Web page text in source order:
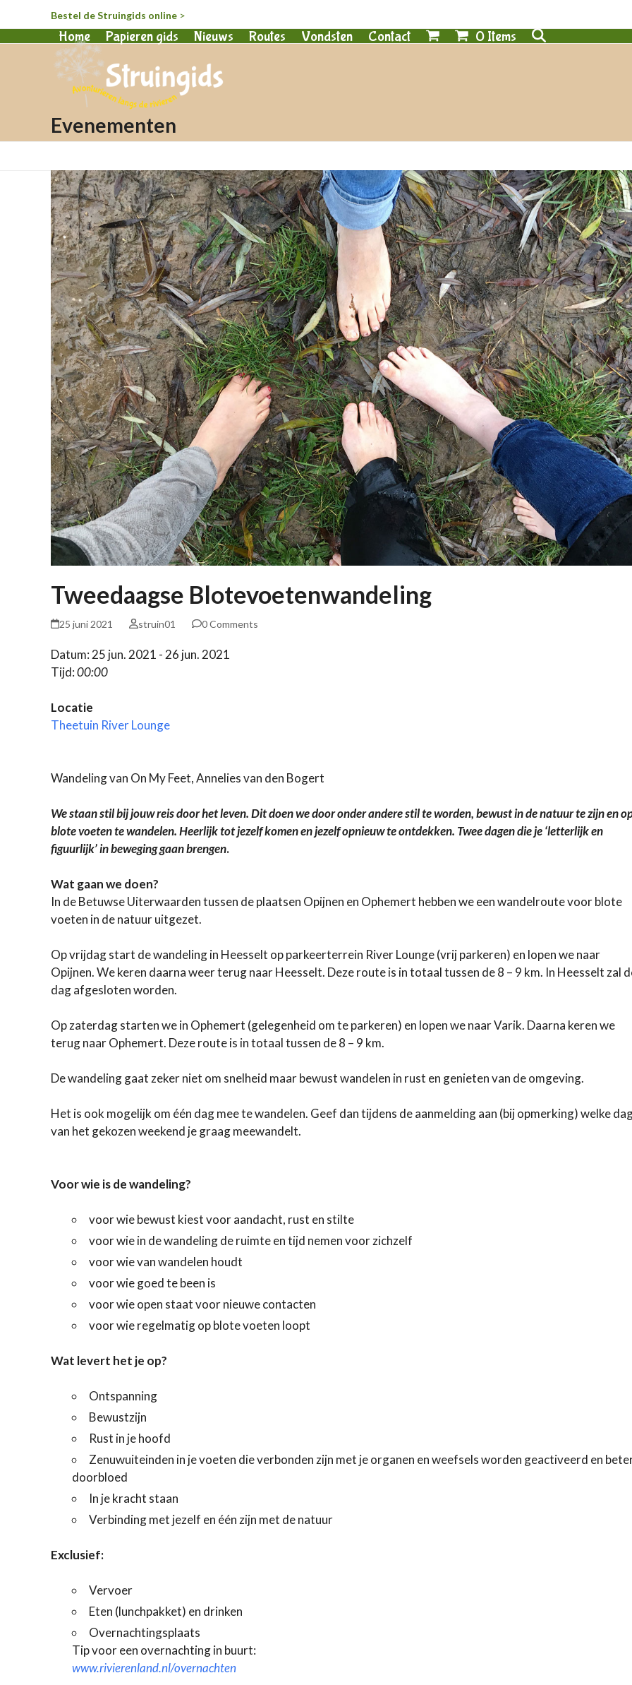
Bestel de Struingids online >
Home Papieren gids Nieuws Routes Vondsten Contact 0 Items
Evenementen
Tweedaagse Blotevoetenwandeling
25 juni 2021 struin01 0 Comments
Datum: 25 jun. 2021 - 26 jun. 2021
Tijd:00:00
Locatie
Theetuin River Lounge
Wandeling van On My Feet, Annelies van den Bogert
We staan stil bij jouw reis door het leven. Dit doen we door onder andere stil te worden, bewust in de natuur te zijn en
blote voeten te wandelen. Heerlijk tot jezelf komen en jezelf opnieuw te ontdekken. Twee dagen die je ‘letterlijk en
figuurlijk’ in beweging gaan brengen.
Wat gaan we doen?
In de Betuwse Uiterwaarden tussen de plaatsen Opijnen en Ophemert hebben we een wandelroute voor blote
voeten in de natuur uitgezet.
Op vrijdag start de wandeling in Heesselt op parkeerterrein River Lounge (vrij parkeren) en lopen we naar
Opijnen. We keren daarna weer terug naar Heesselt. Deze route is in totaal tussen de 8 – 9 km. In Heesselt zal
dag afgesloten worden.
Op zaterdag starten we in Ophemert (gelegenheid om te parkeren) en lopen we naar Varik. Daarna keren we
terug naar Ophemert. Deze route is in totaal tussen de 8 – 9 km.
De wandeling gaat zeker niet om snelheid maar bewust wandelen in rust en genieten van de omgeving.
Het is ook mogelijk om één dag mee te wandelen. Geef dan tijdens de aanmelding aan (bij opmerking) welke
van het gekozen weekend je graag meewandelt.
Voor wie is de wandeling?
voor wie bewust kiest voor aandacht, rust en stilte
voor wie in de wandeling de ruimte en tijd nemen voor zichzelf
voor wie van wandelen houdt
voor wie goed te been is
voor wie open staat voor nieuwe contacten
voor wie regelmatig op blote voeten loopt
Wat levert het je op?
Ontspanning
Bewustzijn
Rust in je hoofd
Zenuwuiteinden in je voeten die verbonden zijn met je organen en weefsels worden geactiveerd en
doorbloed
In je kracht staan
Verbinding met jezelf en één zijn met de natuur
Exclusief:
Vervoer
Eten (lunchpakket) en drinken
Overnachtingsplaats
Tip voor een overnachting in buurt:
www.rivierenland.nl/overnachten